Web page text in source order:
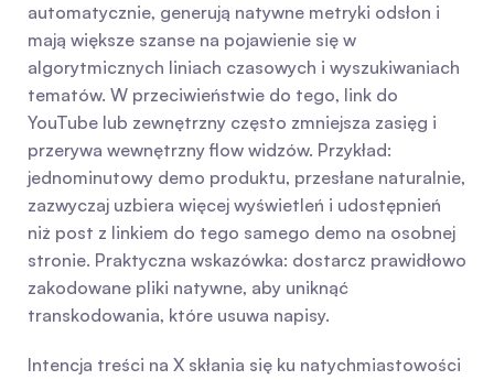
automatycznie, generują natywne metryki odsłon i
mają większe szanse na pojawienie się w
algorytmicznych liniach czasowych i wyszukiwaniach
tematów. W przeciwieństwie do tego, link do
YouTube lub zewnętrzny często zmniejsza zasięg i
przerywa wewnętrzny flow widzów. Przykład:
jednominutowy demo produktu, przesłane naturalnie,
zazwyczaj uzbiera więcej wyświetleń i udostępnień
niż post z linkiem do tego samego demo na osobnej
stronie. Praktyczna wskazówka: dostarcz prawidłowo
zakodowane pliki natywne, aby uniknąć
transkodowania, które usuwa napisy.
Intencja treści na X skłania się ku natychmiastowości